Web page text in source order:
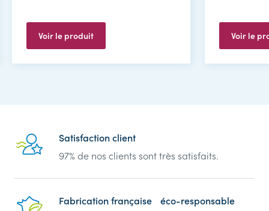
Voir le produit Voir le
Reassurance
Satisfaction client
97% de nos clients sont très satisfaits.
Fabrication française éco-responsable